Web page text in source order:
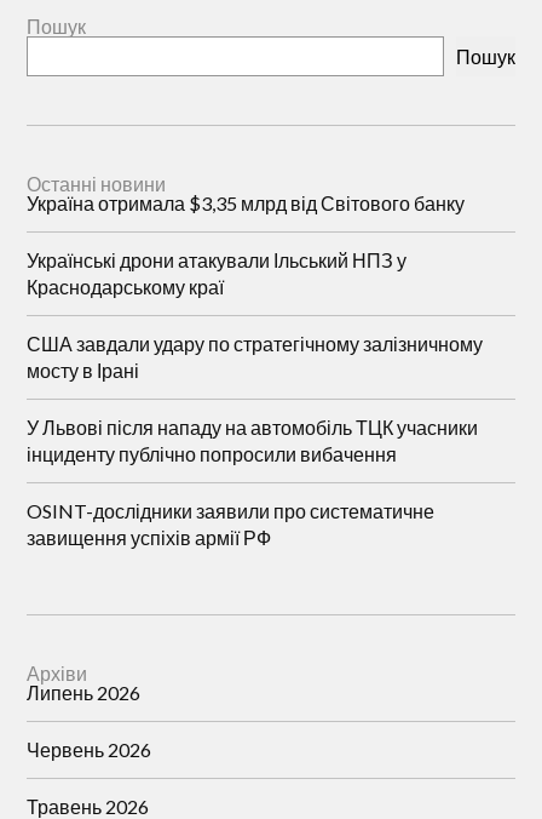
Пошук
Пошук
Останні новини
Україна отримала $3,35 млрд від Світового банку
Українські дрони атакували Ільський НПЗ у
Краснодарському краї
США завдали удару по стратегічному залізничному
мосту в Ірані
У Львові після нападу на автомобіль ТЦК учасники
інциденту публічно попросили вибачення
OSINT-дослідники заявили про систематичне
завищення успіхів армії РФ
Архіви
Липень 2026
Червень 2026
Травень 2026